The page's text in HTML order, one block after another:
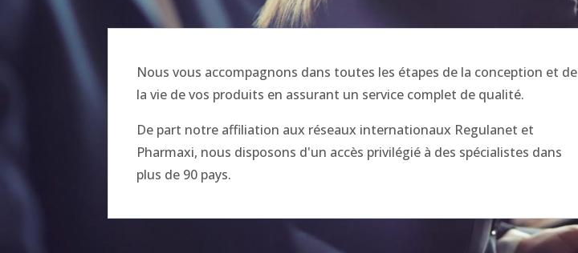
Nous vous accompagnons dans toutes les étapes de la conception et de
la vie de vos produits en assurant un service complet de qualité.
De part notre affiliation aux réseaux internationaux Regulanet et
Pharmaxi, nous disposons d'un accès privilégié à des spécialistes dans
plus de 90 pays.